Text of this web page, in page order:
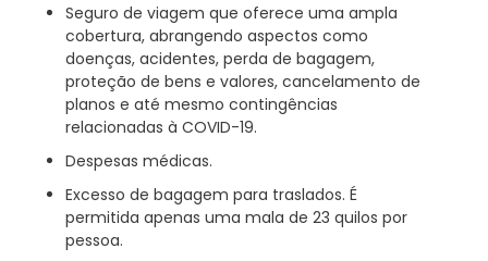
Seguro de viagem que oferece uma ampla
cobertura, abrangendo aspectos como
doenças, acidentes, perda de bagagem,
proteção de bens e valores, cancelamento de
planos e até mesmo contingências
relacionadas à COVID-19.
Despesas médicas.
Excesso de bagagem para traslados. É
permitida apenas uma mala de 23 quilos por
pessoa.